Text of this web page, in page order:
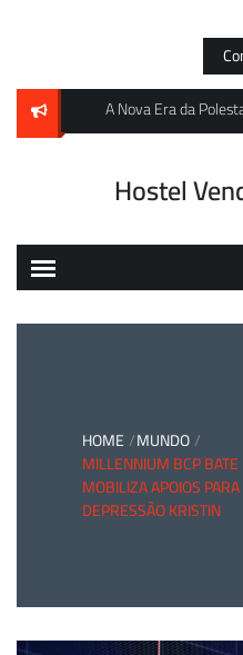
Máximos Históricos e S&P Global
A Nova Era da
Hostel
Pesquisar
HOME MUNDO
MILLENNIUM BCP
MOBILIZA APOIOS
DEPRESSÃO KRISTIN